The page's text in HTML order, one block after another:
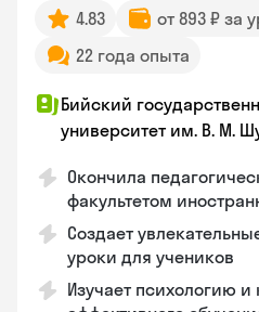
4.83
от 893 ₽ за
22 года опыта
Бийский
университет им. В. М.
Окончила
факультетом
Создает
уроки для учеников
Изучает психологию